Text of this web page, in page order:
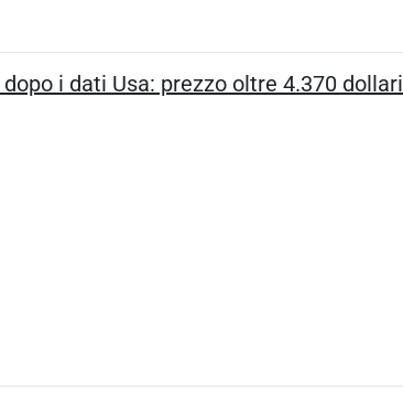
i dati Usa: prezzo oltre 4.370 dollari